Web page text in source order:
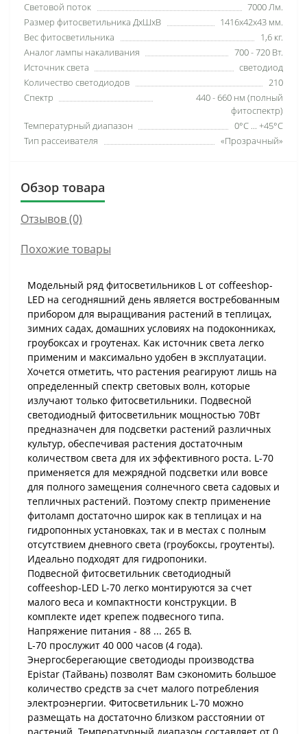
Световой поток
7000 Лм.
Размер фитосветильника ДхШхВ
1416x42x43 мм.
Вес фитосветильника
1,6 кг.
Аналог лампы накаливания
700 - 720 Вт.
Источник света
светодиод
Количество светодиодов
210
Спектр
440 - 660 нм (полный
фитоспектр)
Температурный диапазон
0°С ... +45°С
Тип рассеивателя
«Прозрачный»
Обзор товара
Отзывов (0)
Похожие товары
Модельный ряд фитосветильников L от coffeeshop-
LED на сегодняшний день является востребованным
прибором для выращивания растений в теплицах,
зимних садах, домашних условиях на подоконниках,
гроубоксах и гроутенах. Как источник света легко
применим и максимально удобен в эксплуатации.
Хочется отметить, что растения реагируют лишь на
определенный спектр световых волн, которые
излучают только фитосветильники. Подвесной
светодиодный фитосветильник мощностью 70Вт
предназначен для подсветки растений различных
культур, обеспечивая растения достаточным
количеством света для их эффективного роста. L-70
применяется для межрядной подсветки или вовсе
для полного замещения солнечного света садовых и
тепличных растений. Поэтому спектр применение
фитоламп достаточно широк как в теплицах и на
гидропонных установках, так и в местах с полным
отсутствием дневного света (гроубоксы, гроутенты).
Идеально подходят для гидропоники.
Подвесной фитосветильник светодиодный
coffeeshop-LED L-70 легко монтируются за счет
малого веса и компактности конструкции. В
комплекте идет крепеж подвесного типа.
Напряжение питания - 88 ... 265 В.
L-70 прослужит 40 000 часов (4 года).
Энергосберегающие светодиоды производства
Epistar (Тайвань) позволят Вам сэкономить большое
количество средств за счет малого потребления
электроэнергии. Фитосветильник L-70 можно
размещать на достаточно близком расстоянии от